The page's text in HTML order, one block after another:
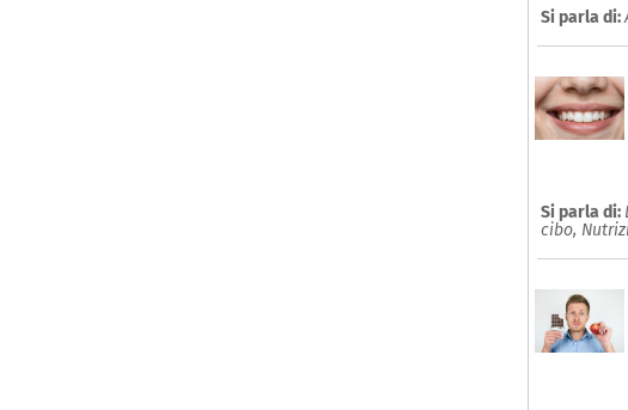
Si parla di:
Si parla di:
cibo,